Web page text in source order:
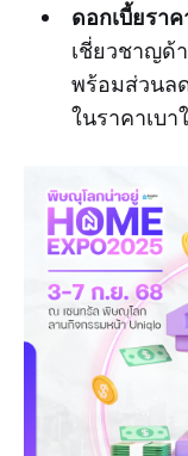
ดอกเบี้ยรา
เชี่ยวชาญด้
พร้อมส่วนล
ในราคาเบา